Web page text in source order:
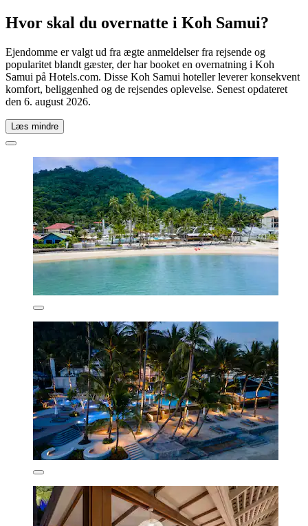
Hvor skal du overnatte i Koh Samui?
Ejendomme er valgt ud fra ægte anmeldelser fra rejsende og
popularitet blandt gæster, der har booket en overnatning i Koh
Samui på Hotels.com. Disse Koh Samui hoteller leverer konsekvent
komfort, beliggenhed og de rejsendes oplevelse. Senest opdateret
den 6. august 2026.
Læs mindre